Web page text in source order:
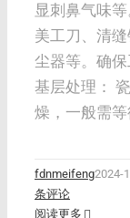
显刺鼻气味
美工刀、清
尘器等。确保
基层处理：
燥，一般需等
fdnmeifeng2024-
条评论
阅读更多